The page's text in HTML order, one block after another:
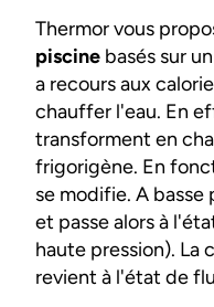
Thermor vous
piscine basés sur
a recours aux
chauffer l'eau. En
transforment en
frigorigène. En
se modifie. A basse
et passe alors à
haute pression). La
revient à l'état de